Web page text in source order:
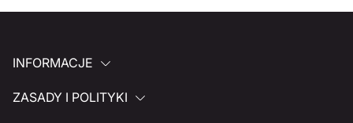
INFORMACJE
ZASADY I POLITYKI